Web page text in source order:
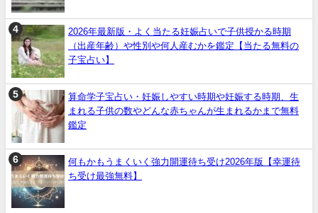
2026年最新版・よく当たる妊娠占いで子供授かる時期
（出産年齢）や性別や何人産むかを鑑定【当たる無料の
子宝占い】
算命学子宝占い・妊娠しやすい時期や妊娠する時期、生
まれる子供の数やどんな赤ちゃんが生まれるかまで無料
鑑定
何もかもうまくいく強力開運待ち受け2026年版【幸運待
ち受け最強無料】